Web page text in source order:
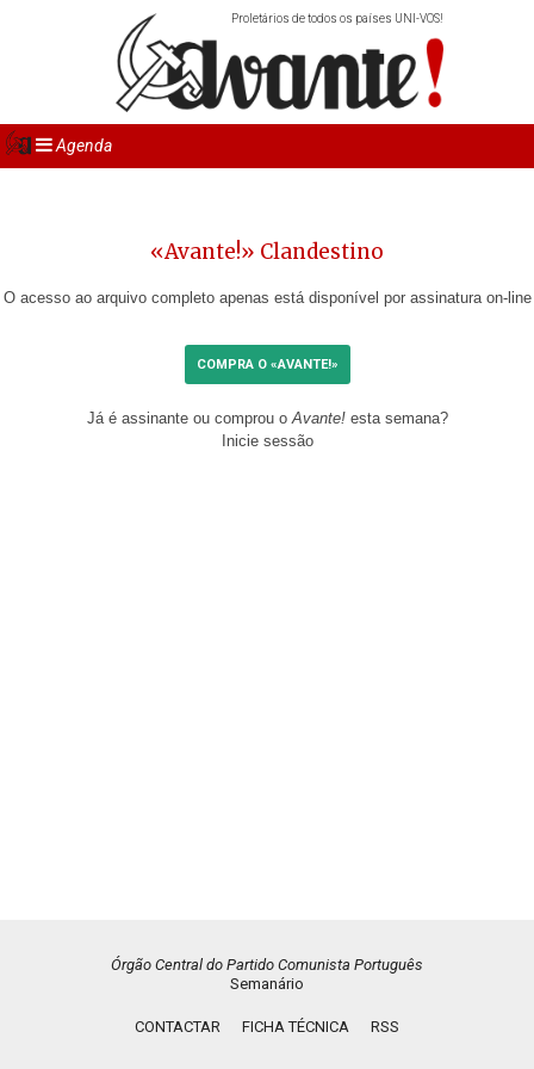
Proletários de todos os países UNI-VOS!
Agenda
«Avante!» Clandestino
O acesso ao arquivo completo apenas está disponível por assinatura on-line
COMPRA O «AVANTE!»
Já é assinante ou comprou oAvante!esta semana?
Inicie sessão
Órgão Central do Partido Comunista Português
Semanário
CONTACTAR FICHA TÉCNICA RSS